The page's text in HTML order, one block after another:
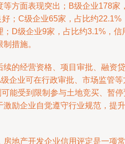
方面表现突出；B级企业178家
；C级企业65家，占比约22.1%
D级企业9家，占比约3.1%，信
措施。
的经营资格、项目审批、融资贷
企业可在行政审批、市场监管等
能受到限制参与土地竞买、暂停
励企业自觉遵守行业规范，提升
地产开发企业信用评定是一项常